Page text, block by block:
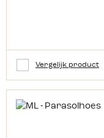
Vergelijk product